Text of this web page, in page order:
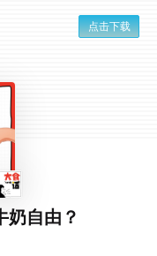
点击下载
奶自由？